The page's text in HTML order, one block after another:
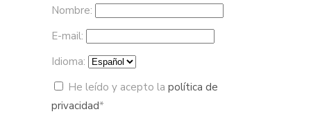
Nombre:
E-mail:
Idioma:
He leído y acepto la política de
privacidad*